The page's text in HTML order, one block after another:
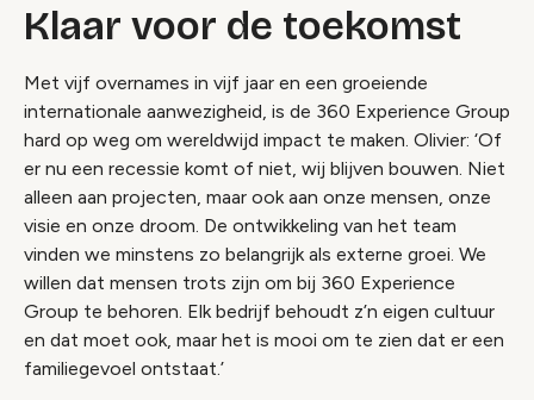
Klaar voor de toekomst
Met vijf overnames in vijf jaar en een groeiende
internationale aanwezigheid, is de 360 Experience Group
hard op weg om wereldwijd impact te maken. Olivier: ‘Of
er nu een recessie komt of niet, wij blijven bouwen. Niet
alleen aan projecten, maar ook aan onze mensen, onze
visie en onze droom. De ontwikkeling van het team
vinden we minstens zo belangrijk als externe groei. We
willen dat mensen trots zijn om bij 360 Experience
Group te behoren. Elk bedrijf behoudt z’n eigen cultuur
en dat moet ook, maar het is mooi om te zien dat er een
familiegevoel ontstaat.’